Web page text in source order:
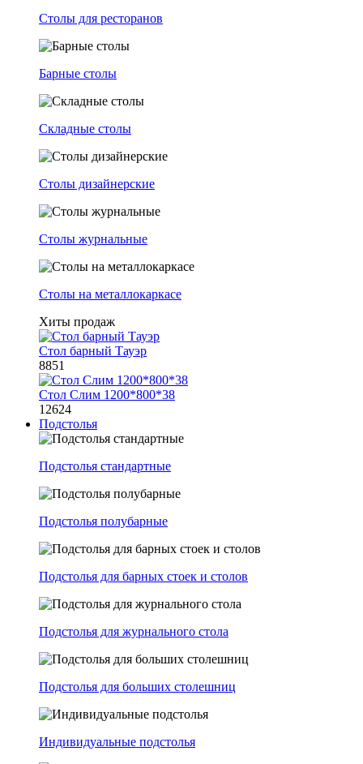
Столы для ресторанов
Барные столы
Складные столы
Столы дизайнерские
Столы журнальные
Столы на металлокаркасе
Хиты продаж
Стол барный Тауэр
8851
Стол Слим 1200*800*38
12624
Подстолья
Подстолья стандартные
Подстолья полубарные
Подстолья для барных стоек и столов
Подстолья для журнального стола
Подстолья для больших столешниц
Индивидуальные подстолья